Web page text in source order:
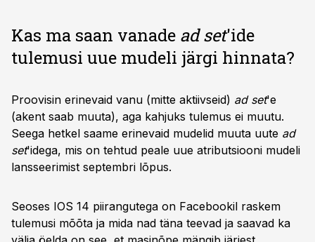
Kas ma saan vanade ad set'ide
tulemusi uue mudeli järgi hinnata?
Proovisin erinevaid vanu (mitte aktiivseid) ad set'e
(akent saab muuta), aga kahjuks tulemus ei muutu.
Seega hetkel saame erinevaid mudelid muuta uute ad
set'idega, mis on tehtud peale uue atributsiooni mudeli
lansseerimist septembri lõpus.
Seoses IOS 14 piirangutega on Facebookil raskem
tulemusi mõõta ja mida nad täna teevad ja saavad ka